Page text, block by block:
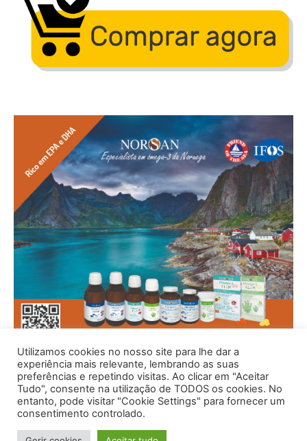
Utilizamos cookies no nosso site para lhe dar a
experiência mais relevante, lembrando as suas
preferências e repetindo visitas. Ao clicar em "Aceitar
Tudo", consente na utilização de TODOS os cookies. No
entanto, pode visitar "Cookie Settings" para fornecer um
consentimento controlado.